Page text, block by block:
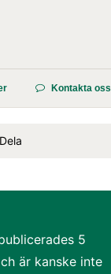
Kontakta oss
Dela
5
är kanske inte